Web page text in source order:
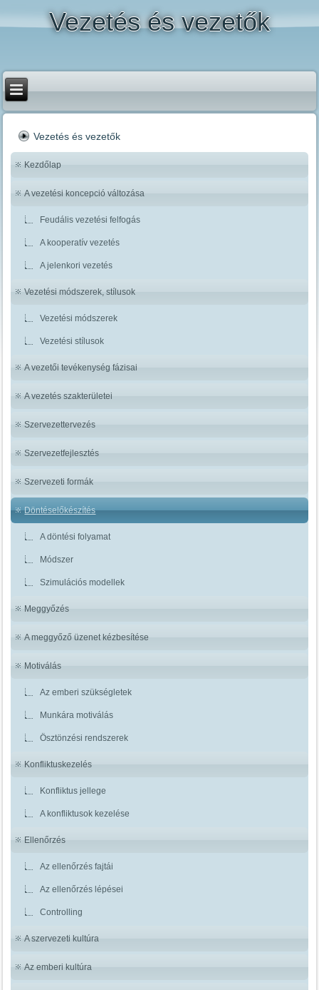
Vezetés és vezetők
Vezetés és vezetők
Kezdőlap
A vezetési koncepció változása
Feudális vezetési felfogás
A kooperatív vezetés
A jelenkori vezetés
Vezetési módszerek, stílusok
Vezetési módszerek
Vezetési stílusok
A vezetői tevékenység fázisai
A vezetés szakterületei
Szervezettervezés
Szervezetfejlesztés
Szervezeti formák
Döntéselőkészítés
A döntési folyamat
Módszer
Szimulációs modellek
Meggyőzés
A meggyőző üzenet kézbesítése
Motiválás
Az emberi szükségletek
Munkára motiválás
Ösztönzési rendszerek
Konfliktuskezelés
Konfliktus jellege
A konfliktusok kezelése
Ellenőrzés
Az ellenőrzés fajtái
Az ellenőrzés lépései
Controlling
A szervezeti kultúra
Az emberi kultúra